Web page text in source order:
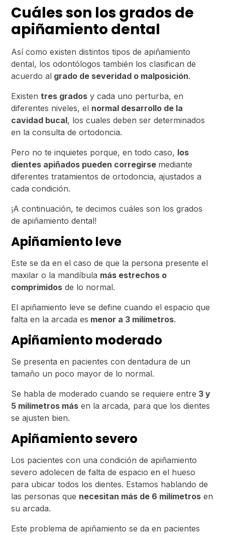
Cuáles son los grados de
apiñamiento dental
Así como existen distintos tipos de apiñamiento
dental, los odontólogos también los clasifican de
acuerdo al grado de severidad o malposición.
Existentres grados y cada uno perturba, en
diferentes niveles, el normal desarrollo de la
cavidad bucal, los cuales deben ser determinados
en la consulta de ortodoncia.
Pero no te inquietes porque, en todo caso, los
dientes apiñados pueden corregirse mediante
diferentes tratamientos de ortodoncia, ajustados a
cada condición.
¡A continuación, te decimos cuáles son los grados
de apiñamiento dental!
Apiñamiento leve
Este se da en el caso de que la persona presente el
maxilar o la mandíbula más estrechos o
comprimidos de lo normal.
El apiñamiento leve se define cuando el espacio que
falta en la arcada es menor a 3 milímetros.
Apiñamiento moderado
Se presenta en pacientes con dentadura de un
tamaño un poco mayor de lo normal.
Se habla de moderado cuando se requiere entre 3 y
5 milímetros más en la arcada, para que los dientes
se ajusten bien.
Apiñamiento severo
Los pacientes con una condición de apiñamiento
severo adolecen de falta de espacio en el hueso
para ubicar todos los dientes. Estamos hablando de
las personas que necesitan más de 6 milímetros en
su arcada.
Este problema de apiñamiento se da en pacientes